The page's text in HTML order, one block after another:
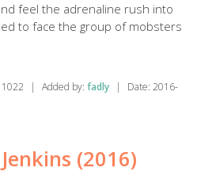
feel the adrenaline rush into
to face the group of mobsters
1022 | Added by: fadly | Date: 2016-
(2016)